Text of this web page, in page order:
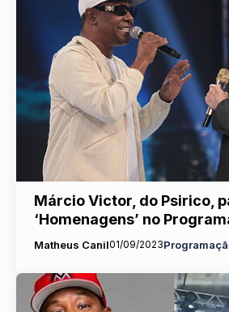
Márcio Victor, do Psirico,
‘Homenagens’ no
Matheus Canil01/09/2023